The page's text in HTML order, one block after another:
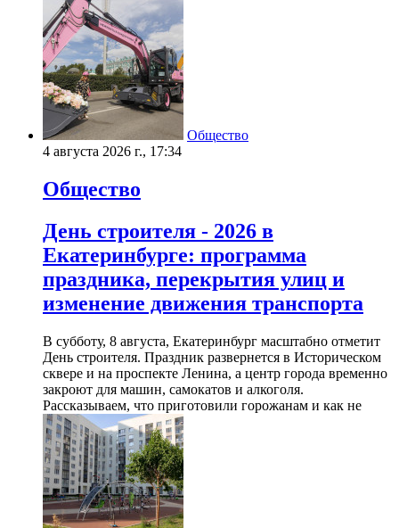
Общество
4 августа 2026 г., 17:34
Общество
День строителя - 2026 в
Екатеринбурге: программа
праздника, перекрытия улиц и
изменение движения транспорта
В субботу, 8 августа, Екатеринбург масштабно отметит
День строителя. Праздник развернется в Историческом
сквере и на проспекте Ленина, а центр города временно
закроют для машин, самокатов и алкоголя.
Рассказываем, что приготовили горожанам и как не